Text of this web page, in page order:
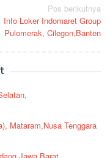
Pos berikutnya
Info Loker Indomaret Group
Pulomerak, Cilegon,Banten
Mataram,Nusa Tenggara